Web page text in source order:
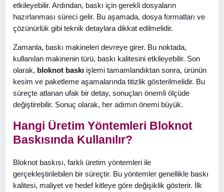
etkileyebilir. Ardından, baskı için gerekli dosyaların
hazırlanması süreci gelir. Bu aşamada, dosya formatları ve
çözünürlük gibi teknik detaylara dikkat edilmelidir.
Zamanla, baskı makineleri devreye girer. Bu noktada,
kullanılan makinenin türü, baskı kalitesini etkileyebilir. Son
olarak, bloknot baskı işlemi tamamlandıktan sonra, ürünün
kesim ve paketleme aşamalarında titizlik gösterilmelidir. Bu
süreçte atlanan ufak bir detay, sonuçları önemli ölçüde
değiştirebilir. Sonuç olarak, her adımın önemi büyük.
Hangi Üretim Yöntemleri Bloknot
Baskısında Kullanılır?
Bloknot baskısı, farklı üretim yöntemleri ile
gerçekleştirilebilen bir süreçtir. Bu yöntemler genellikle baskı
kalitesi, maliyet ve hedef kitleye göre değişiklik gösterir. İlk